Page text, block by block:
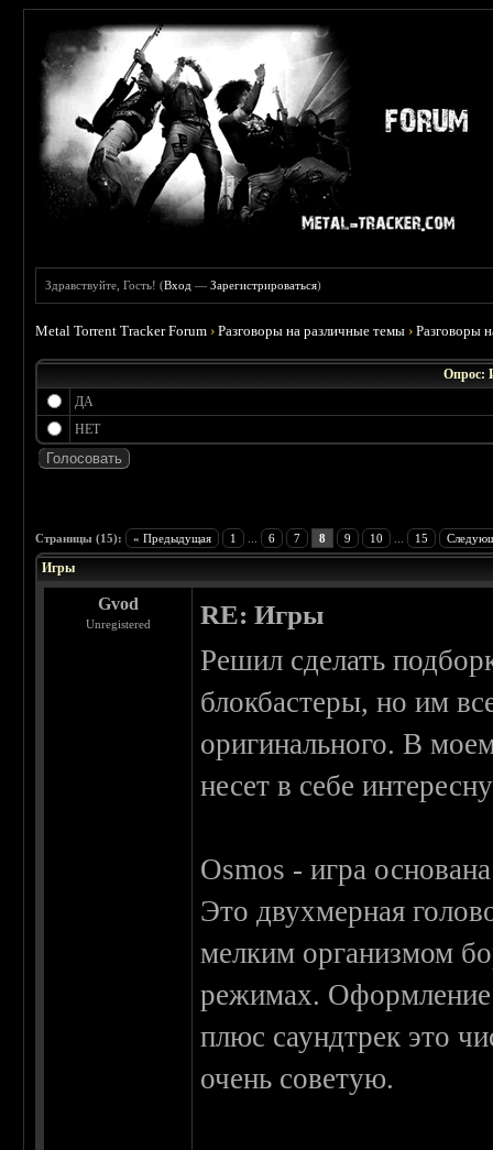
Здравствуйте, Гость! (Вход —Зарегистрироваться)
Metal Torrent Tracker Forum ›Разговоры на различные темы ›Разговоры
Опрос:
ДА
НЕТ
Страницы (15): « Предыдущая 1 6 7 8 9 10 15
Игры
Gvod
Unregistered RE: Игры
Решил сделать
блокбастеры, но им
оригинального. В
несет в себе
Osmos - игра
Это двухмерная
мелким организмом
режимах. Оформление
плюс саундтрек это
очень советую.